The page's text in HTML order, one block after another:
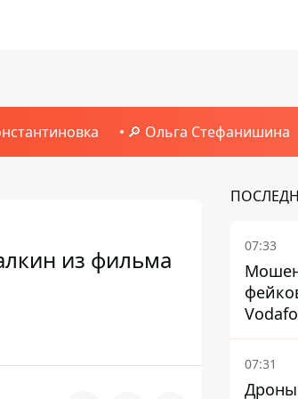
🔎 Ольга Стефанишина
из фильма
07:33
07:31
Дроны